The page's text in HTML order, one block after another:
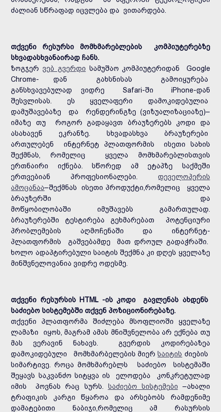
ძალიან სწრაფად იცვლება და ვითარდება.
თქვენი რესურსი მომხმარებლების კომპიუტერებზე
სხვადასხვანაირად ჩანს.
ზოგჯერვებ გვერდი სამუშაო კომპიუტერიდან Google
Chrome- დან გახსნისას გამოიყურება
განსხვავებულად ვიდრე Safari-ში iPhone-დან
შესვლისას. ეს ყველაფერი დამოკიდებულია
დამუშავებაზე და რენდერინგზე (ვიზუალიზაციაზე)–
იმაზე თუ როგორ გადაყავთ ბრაუზერებს კოდი და
ასახავენ ეკრანზე. სხვადასხვა ბრაუზერები
ართულებენ ინტერნეტ პლათფორმის ისეთი სახის
შექმნას, რომელიც ყველა მომხმარებლისთვის
ერთნაირი იქნება. სწორედ ამ ეტაპზე საქმეში
ერთვებიან პროფესიონალები. დეველოპერის
ამოცანაა–შექმნას ისეთი პროდუქტი,რომელიც ყველა
ბრაუზერში და
მოწყობილობაში იმუშავებს გამართულად.
ბრაუზერებში ტესტირება გეხმარებათ პოტენციური
პრობლემების აღმოჩენაში და ინტერნეტ-
პლათფორმის გაშვებამდე მათ დროულ გადაჭრაში.
ხოლო ადაპტირებული საიტის შექმნა კი დღეს ყველაზე
მინშვნელოვანია ვიდრე ოდესმე.
თქვენი რესურსის HTML -ის კოდი გავლენას ახდენს
საძიებო სისტემებში თქვენ პოზიციონირებაზე.
თქვენი პლათფორმა შიძლება მსოფლიოში ყველაზე
ლამაზი იყოს, მაგრამ ამას მნიშვნელობა არ ექნება თუ
მას ვერავინ ნახავს. გვერდის კოდირებაზეა
დამოკიდებული მომხმარბელების მიერსაიტის ძიების
სიმარტივე. როცა მომხმარებლს საძიებო სისტემაში
შეყავს საკვანძო სიტყვა ის ელოდება კონკრეტულად
იმის პოვნას რაც სურს. საძიებო სისტემები –ახალი
ტრაფიკის კარგი წყაროა და არსებობს რამდენიმე
დამატებითი ნაბიჯი,რომელიც ამ რასურსის